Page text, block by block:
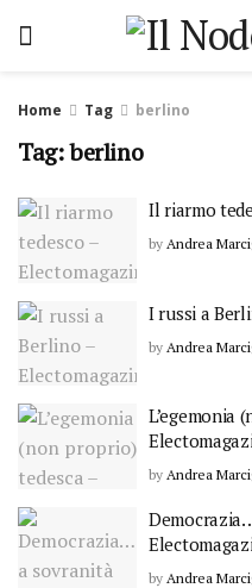
Home Tag berlino
Tag: berlino
Il riarmo
by Andrea
I russi a
by Andrea
L’egemonia
by Andrea
by Andrea